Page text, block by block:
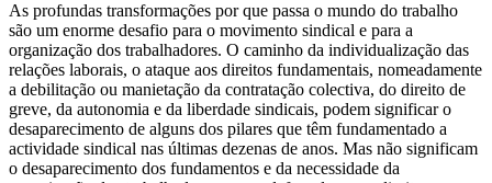
As profundas transformações por que passa o mundo do trabalho
são um enorme desafio para o movimento sindical e para a
organização dos trabalhadores. O caminho da individualização das
relações laborais, o ataque aos direitos fundamentais, nomeadamente
a debilitação ou manietação da contratação colectiva, do direito de
greve, da autonomia e da liberdade sindicais, podem significar o
desaparecimento de alguns dos pilares que têm fundamentado a
actividade sindical nas últimas dezenas de anos. Mas não significam
o desaparecimento dos fundamentos e da necessidade da